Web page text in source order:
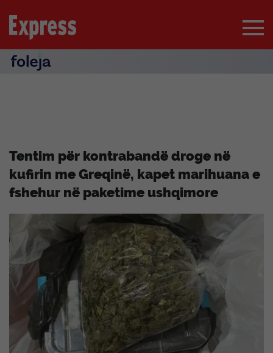
Tentim për kontrabandë droge në
kufirin me Greqinë, kapet marihuana e
fshehur në paketime ushqimore